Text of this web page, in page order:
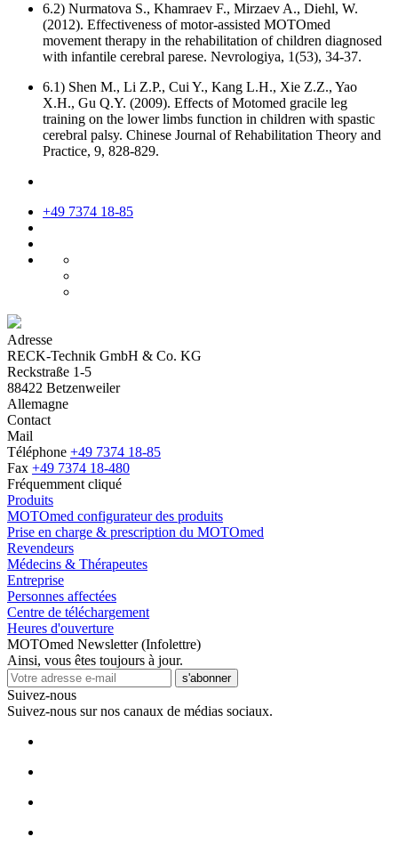
6.2) Nurmatova S., Khamraev F., Mirzaev A., Diehl, W.
(2012). Effectiveness of motor-assisted MOTOmed
movement therapy in the rehabilitation of children diagnosed
with infantile cerebral parese. Nevrologiya, 1(53), 34-37.
6.1) Shen M., Li Z.P., Cui Y., Kang L.H., Xie Z.Z., Yao
X.H., Gu Q.Y. (2009). Effects of Motomed gracile leg
training on the lower limbs function in children with spastic
cerebral palsy. Chinese Journal of Rehabilitation Theory and
Practice, 9, 828-829.
+49 7374 18-85
Adresse
RECK-Technik GmbH & Co. KG
Reckstraße 1-5
88422 Betzenweiler
Allemagne
Contact
Mail
Téléphone +49 7374 18-85
Fax +49 7374 18-480
Fréquemment cliqué
Produits
MOTOmed configurateur des produits
Prise en charge & prescription du MOTOmed
Revendeurs
Médecins & Thérapeutes
Entreprise
Personnes affectées
Centre de téléchargement
Heures d'ouverture
MOTOmed Newsletter (Infolettre)
Ainsi, vous êtes toujours à jour.
s'abonner
Suivez-nous
Suivez-nous sur nos canaux de médias sociaux.